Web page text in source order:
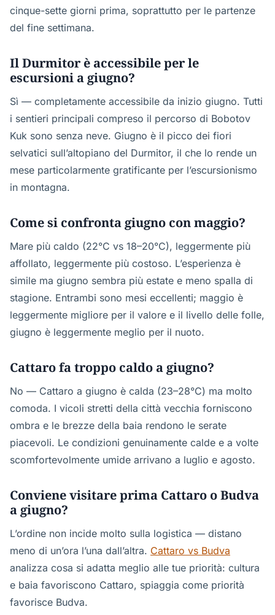
cinque-sette giorni prima, soprattutto per le partenze
del fine settimana.
Il Durmitor è accessibile per le
escursioni a giugno?
Sì — completamente accessibile da inizio giugno. Tutti
i sentieri principali compreso il percorso di Bobotov
Kuk sono senza neve. Giugno è il picco dei fiori
selvatici sull’altopiano del Durmitor, il che lo rende un
mese particolarmente gratificante per l’escursionismo
in montagna.
Come si confronta giugno con maggio?
Mare più caldo (22°C vs 18–20°C), leggermente più
affollato, leggermente più costoso. L’esperienza è
simile ma giugno sembra più estate e meno spalla di
stagione. Entrambi sono mesi eccellenti; maggio è
leggermente migliore per il valore e il livello delle folle,
giugno è leggermente meglio per il nuoto.
Cattaro fa troppo caldo a giugno?
No — Cattaro a giugno è calda (23–28°C) ma molto
comoda. I vicoli stretti della città vecchia forniscono
ombra e le brezze della baia rendono le serate
piacevoli. Le condizioni genuinamente calde e a volte
scomfortevolmente umide arrivano a luglio e agosto.
Conviene visitare prima Cattaro o Budva
a giugno?
L’ordine non incide molto sulla logistica — distano
meno di un’ora l’una dall’altra. Cattaro vs Budva
analizza cosa si adatta meglio alle tue priorità: cultura
e baia favoriscono Cattaro, spiaggia come priorità
favorisce Budva.